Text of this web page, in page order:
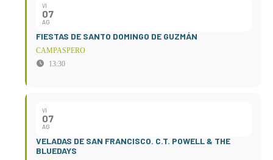
VI
07
AG
FIESTAS DE SANTO DOMINGO DE GUZMÁN
CAMPASPERO
13:30
VI
07
AG
VELADAS DE SAN FRANCISCO. C.T. POWELL & THE
BLUEDAYS